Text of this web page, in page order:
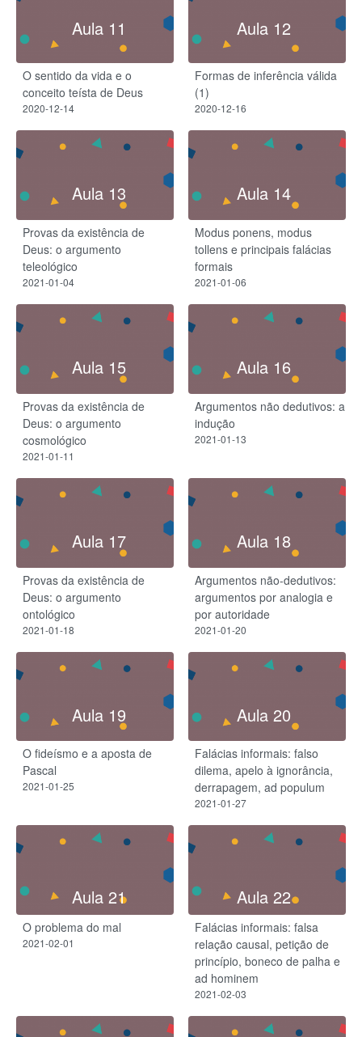
Aula 11
O sentido da vida e o
conceito teísta de Deus
2020-12-14
Aula 12
Formas de inferência válida
(1)
2020-12-16
Aula 13
Provas da existência de
Deus: o argumento
teleológico
2021-01-04
Aula 14
Modus ponens, modus
tollens e principais falácias
formais
2021-01-06
Aula 15
Provas da existência de
Deus: o argumento
cosmológico
2021-01-11
Aula 16
Argumentos não dedutivos: a
indução
2021-01-13
Aula 17
Provas da existência de
Deus: o argumento
ontológico
2021-01-18
Aula 18
Argumentos não-dedutivos:
argumentos por analogia e
por autoridade
2021-01-20
Aula 19
O fideísmo e a aposta de
Pascal
2021-01-25
Aula 20
Falácias informais: falso
dilema, apelo à ignorância,
derrapagem, ad populum
2021-01-27
Aula 21
O problema do mal
2021-02-01
Aula 22
Falácias informais: falsa
relação causal, petição de
princípio, boneco de palha e
ad hominem
2021-02-03